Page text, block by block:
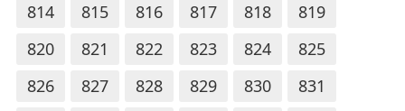
814
815 816 817 818
819
820
821 822 823 824
825
826
827 828 829 830
831